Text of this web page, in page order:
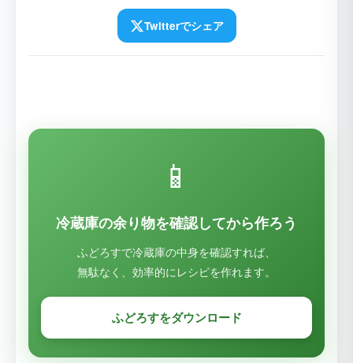
Twitterでシェア
📱
冷蔵庫の余り物を確認してから作ろう
ふどろすで冷蔵庫の中身を確認すれば、
無駄なく、効率的にレシピを作れます。
ふどろすをダウンロード